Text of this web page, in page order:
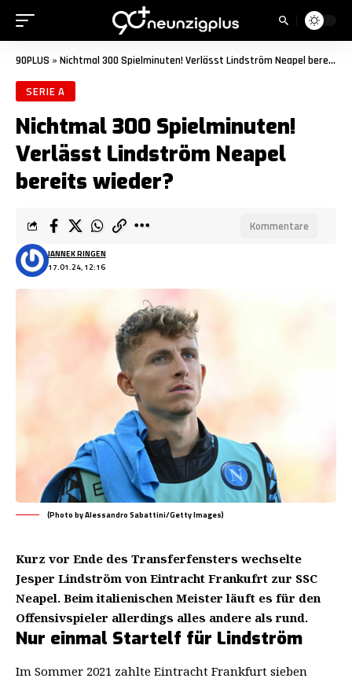
90PLUS » Nichtmal 300 Spielminuten! Verlässt Lindström Neapel bereits wieder?
SERIE A
Nichtmal 300 Spielminuten!
Verlässt Lindström Neapel
bereits wieder?
17.01.24, 12:16
JANNEK RINGEN
Kommentare
(Photo by Alessandro Sabattini/Getty Images)
Kurz vor Ende des Transferfensters wechselte
Jesper Lindström von Eintracht Frankufrt zur SSC
Neapel. Beim italienischen Meister läuft es für den
Offensivspieler allerdings alles andere als rund.
Nur einmal Startelf für Lindström
Im Sommer 2021 zahlte Eintracht Frankfurt sieben